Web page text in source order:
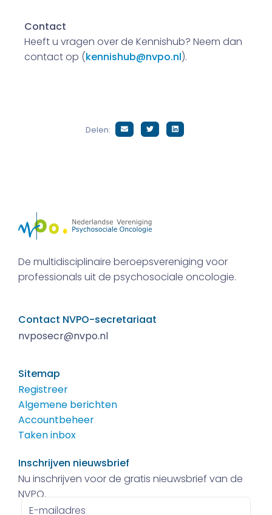
Contact
Heeft u vragen over de Kennishub? Neem dan
contact op (kennishub@nvpo.nl).
Delen:
De multidisciplinaire beroepsvereniging voor
professionals uit de psychosociale oncologie.
Contact NVPO-secretariaat
nvposecr@nvpo.nl
Sitemap
Registreer
Algemene berichten
Accountbeheer
Taken inbox
Inschrijven nieuwsbrief
Nu inschrijven voor de gratis nieuwsbrief van de
NVPO.
E-